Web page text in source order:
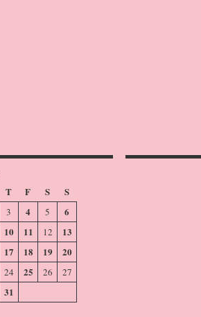
T F S
S
3 4 5
6
10 11 12
13
17 18 19 20
24 25 26 27
31